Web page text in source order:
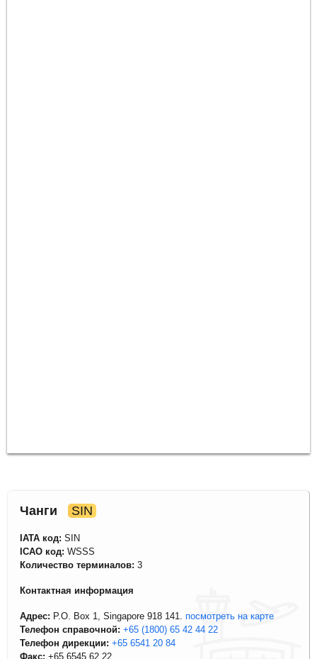
Чанги SIN
IATA код: SIN
ICAO код: WSSS
Количество терминалов: 3
Контактная информация
Адрес: P.O. Box 1, Singapore 918 141. посмотреть на карте
Телефон справочной: +65 (1800) 65 42 44 22
Телефон дирекции: +65 6541 20 84
Факс: +65 6545 62 22